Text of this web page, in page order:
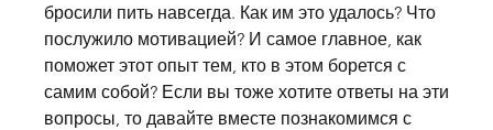
бросили пить навсегда. Как им это удалось? Что
послужило мотивацией? И самое главное, как
поможет этот опыт тем, кто в этом борется с
самим собой? Если вы тоже хотите ответы на эти
вопросы, то давайте вместе познакомимся с